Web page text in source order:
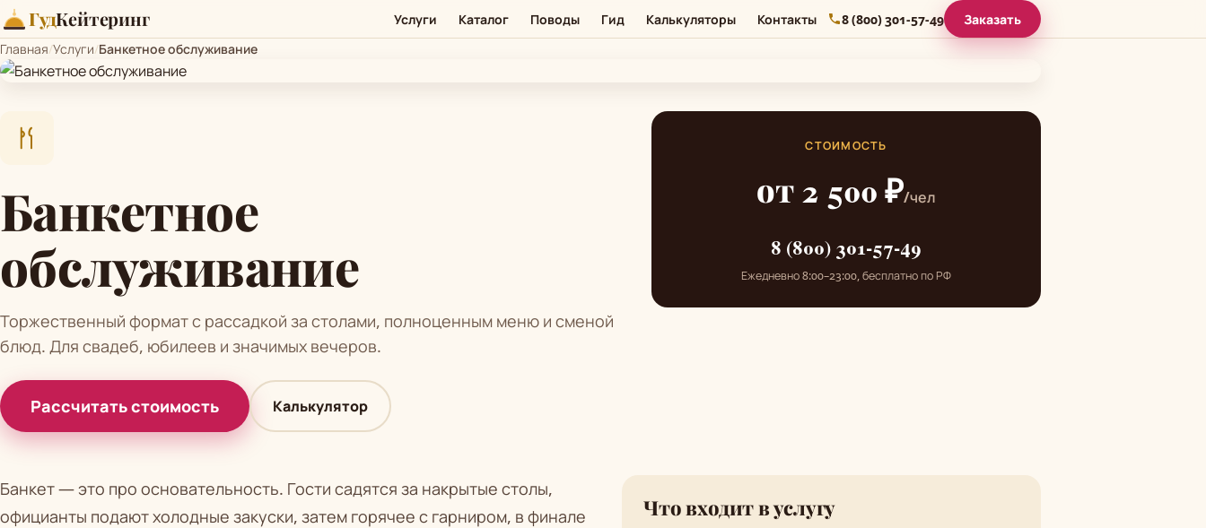
ГудКейтеринг Услуги Каталог Поводы Гид Калькуляторы Контакты 8 (800) 301-57-49
Заказать
Главная/Услуги/Банкетное обслуживание
Банкетное
обслуживание
Торжественный формат с рассадкой за столами, полноценным меню и сменой
блюд. Для свадеб, юбилеев и значимых вечеров.
Рассчитать стоимость Калькулятор
СТОИМОСТЬ
от 2 500 ₽/чел
8 (800) 301-57-49
Ежедневно 8:00–23:00, бесплатно по РФ
Банкет — это про основательность. Гости садятся за накрытые столы,
официанты подают холодные закуски, затем горячее с гарниром, в финале
Что входит в услугу